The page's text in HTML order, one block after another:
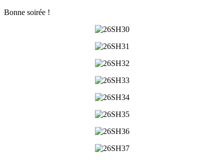
Bonne soirée !